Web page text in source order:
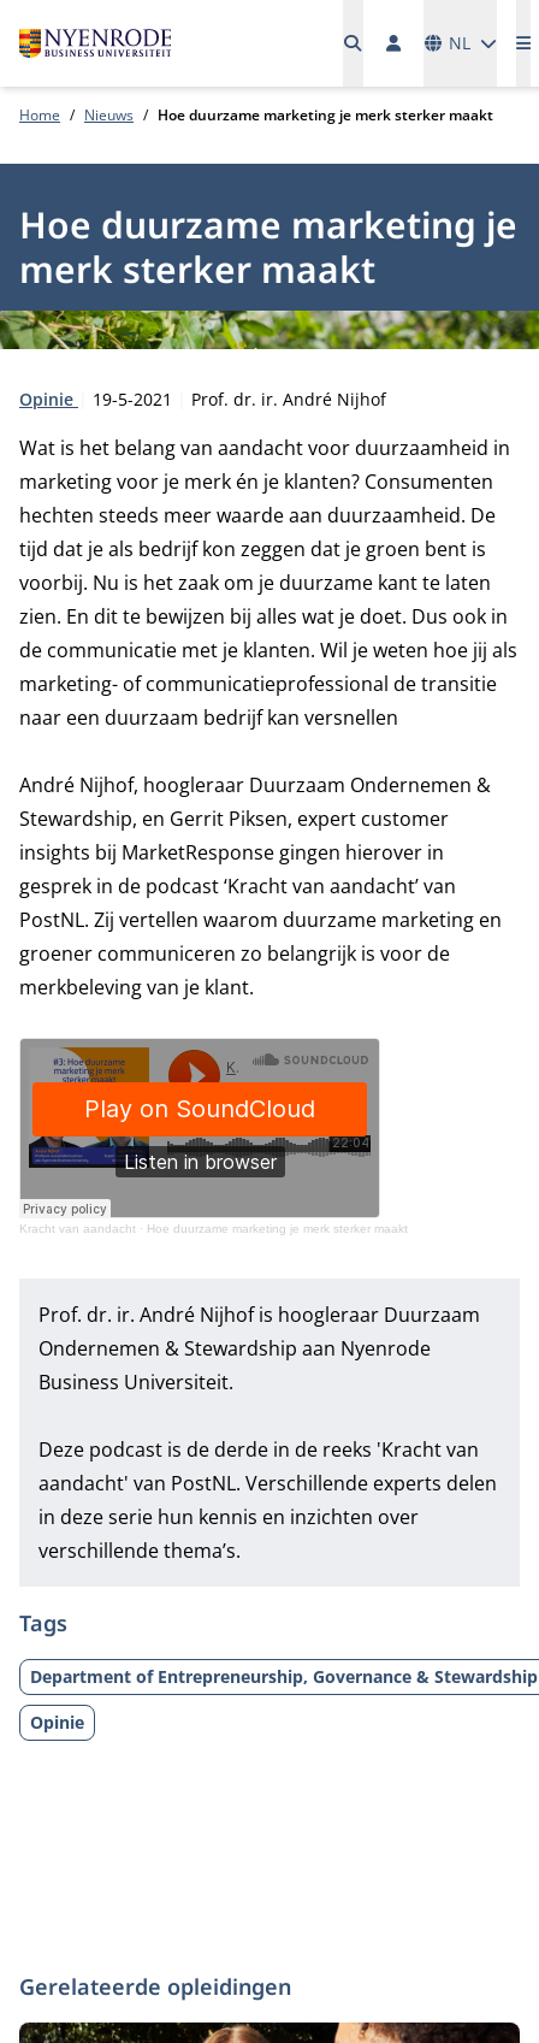
NL
Home Nieuws Hoe duurzame marketing je merk sterker maakt
Hoe duurzame marketing je
merk sterker maakt
Type:
Opinie Publicatiedatum:
19-5-2021 Auteur:
Prof. dr. ir. André Nijhof
Wat is het belang van aandacht voor duurzaamheid in
marketing voor je merk én je klanten? Consumenten
hechten steeds meer waarde aan duurzaamheid. De
tijd dat je als bedrijf kon zeggen dat je groen bent is
voorbij. Nu is het zaak om je duurzame kant te laten
zien. En dit te bewijzen bij alles wat je doet. Dus ook in
de communicatie met je klanten. Wil je weten hoe jij als
marketing- of communicatieprofessional de transitie
naar een duurzaam bedrijf kan versnellen
André Nijhof, hoogleraar Duurzaam Ondernemen &
Stewardship, en Gerrit Piksen, expert customer
insights bij MarketResponse gingen hierover in
gesprek in de podcast ‘Kracht van aandacht’ van
PostNL. Zij vertellen waarom duurzame marketing en
groener communiceren zo belangrijk is voor de
merkbeleving van je klant.
Kracht van aandacht · Hoe duurzame marketing je merk sterker maakt
Prof. dr. ir. André Nijhofis hoogleraar Duurzaam
Ondernemen & Stewardship aan Nyenrode
Business Universiteit.
Deze podcast is de derde in de reeks 'Kracht van
aandacht' van PostNL. Verschillende experts delen
in deze serie hun kennis en inzichten over
verschillende thema’s.
Tags
Department of Entrepreneurship, Governance & Stewardship
Opinie
Gerelateerde opleidingen